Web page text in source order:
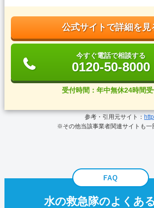
公式サイトで詳細を見
今すぐ電話で相談する
0120-50-8000
受付時間：年中無休24時間
参考・引用元サイト：
※その他当該事業者関連サイトも一
水の救急隊のよくあ